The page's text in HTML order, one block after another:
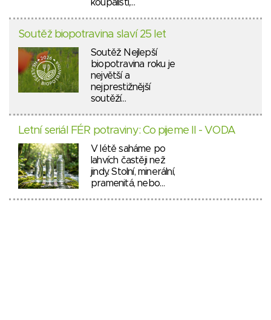
koupališti,…
Soutěž biopotravina slaví 25 let
Soutěž Nejlepší
biopotravina roku je
největší a
nejprestižnější
soutěží…
Letní seriál FÉR potraviny: Co pijeme II - VODA
V létě saháme po
lahvích častěji než
jindy. Stolní, minerální,
pramenitá, nebo…